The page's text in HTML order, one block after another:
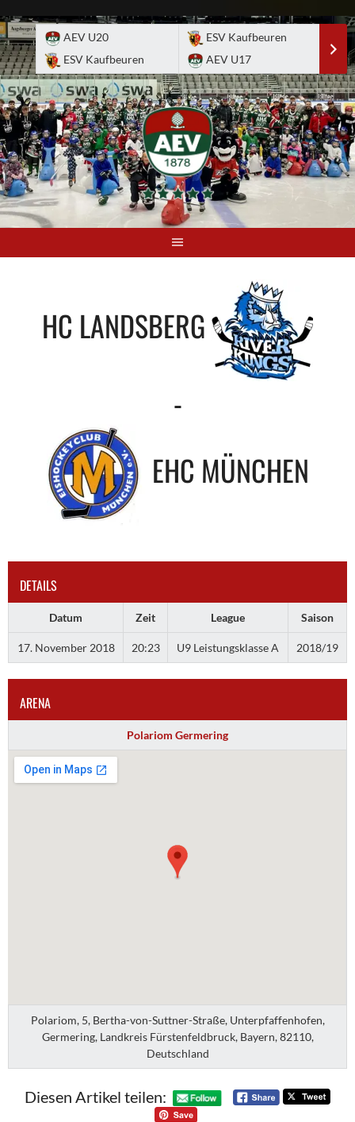
to
content
AEV U20
ESV Kaufbeuren
ESV Kaufbeuren
AEV U17
HC LANDSBERG
-
EHC MÜNCHEN
DETAILS
Datum Zeit League Saison
17. November 2018 20:23 U9 Leistungsklasse A 2018/19
ARENA
Polariom Germering
Polariom, 5, Bertha-von-Suttner-Straße, Unterpfaffenhofen,
Germering, Landkreis Fürstenfeldbruck, Bayern, 82110,
Deutschland
Diesen Artikel teilen: